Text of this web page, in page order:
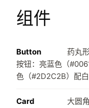
组件
Button
药丸
按钮：亮蓝色（
色（#2D2C2B）配
Card
大圆